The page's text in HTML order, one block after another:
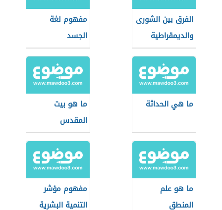
الفرق بين الشورى
والديمقراطية
مفهوم لغة
الجسد
ما هي الحداثة
ما هو بيت
المقدس
ما هو علم
المنطق
مفهوم مؤشر
التنمية البشرية